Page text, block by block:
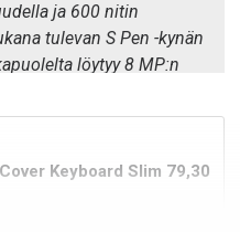
ja 600 nitin
tulevan S Pen -kynän
löytyy 8 MP:n
Keyboard Slim 79,30